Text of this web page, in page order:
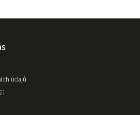
údajů